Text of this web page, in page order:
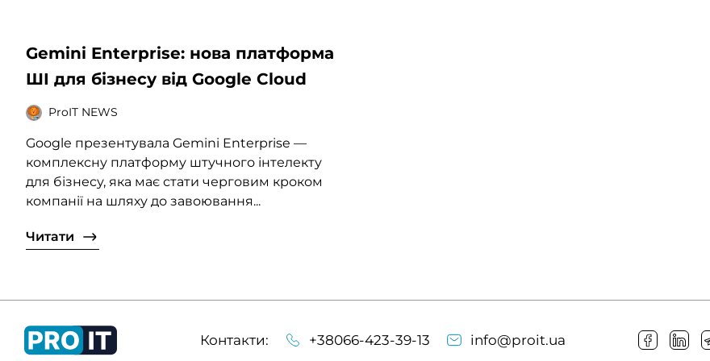
Gemini Enterprise: нова платформа
ШІ для бізнесу від Google Cloud
ProIT NEWS
Google презентувала Gemini Enterprise —
комплексну платформу штучного інтелекту
для бізнесу, яка має стати черговим кроком
компанії на шляху до завоювання...
Читати
Контакти: +38066-423-39-13 info@proit.ua